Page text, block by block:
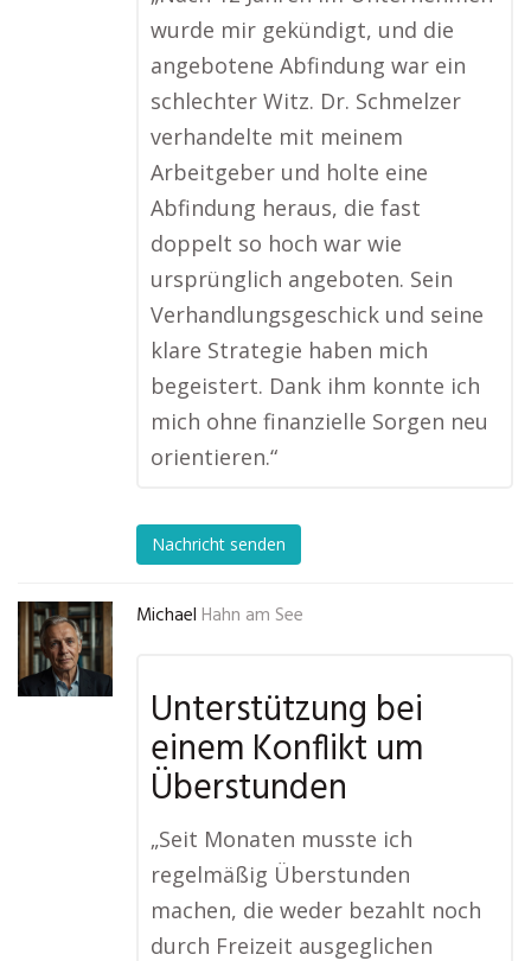
wurde mir gekündigt, und die
angebotene Abfindung war ein
schlechter Witz. Dr. Schmelzer
verhandelte mit meinem
Arbeitgeber und holte eine
Abfindung heraus, die fast
doppelt so hoch war wie
ursprünglich angeboten. Sein
Verhandlungsgeschick und seine
klare Strategie haben mich
begeistert. Dank ihm konnte ich
mich ohne finanzielle Sorgen neu
orientieren.“
Nachricht senden
Michael Hahn am See
Unterstützung bei
einem Konflikt um
Überstunden
„Seit Monaten musste ich
regelmäßig Überstunden
machen, die weder bezahlt noch
durch Freizeit ausgeglichen